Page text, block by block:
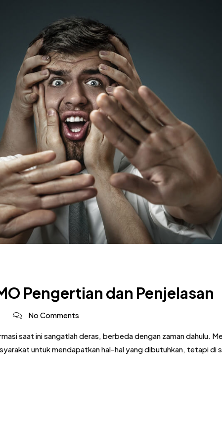
Pengertian dan Penjelasan
No Comments
saat ini sangatlah deras, berbeda dengan zaman dahulu.
untuk mendapatkan hal-hal yang dibutuhkan, tetapi di